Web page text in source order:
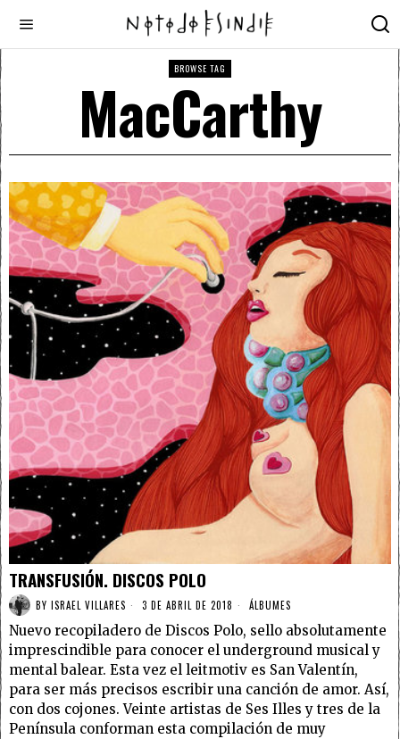
BROWSE TAG
MacCarthy
TRANSFUSIÓN. DISCOS POLO
BY ISRAEL VILLARES 3 DE ABRIL DE 2018 ÁLBUMES
Nuevo recopiladero de Discos Polo, sello absolutamente
imprescindible para conocer el underground musical y
mental balear. Esta vez el leitmotiv es San Valentín,
para ser más precisos escribir una canción de amor. Así,
con dos cojones. Veinte artistas de Ses Illes y tres de la
Península conforman esta compilación de muy